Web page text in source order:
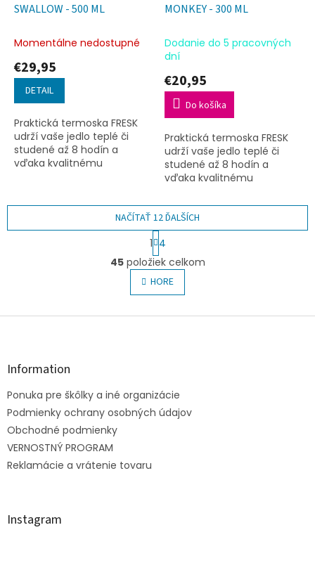
SWALLOW - 500 ML
Momentálne nedostupné
€29,95
DETAIL
Praktická termoska FRESK
udrží vaše jedlo teplé či
studené až 8 hodín a
vďaka kvalitnému
MONKEY - 300 ML
Dodanie do 5 pracovných
dní
€20,95
Do košíka
Praktická termoska FRESK
udrží vaše jedlo teplé či
studené až 8 hodín a
vďaka kvalitnému
každý deň aj na cesty.
O
v
l
á
r
v
k
NAČÍTAŤ 12 ĎALŠÍCH
S
t
r
á
n
k
v
1 4
45položiek celkom
HORE
Z
Information
Ponuka pre škôlky a iné organizácie
Podmienky ochrany osobných údajov
Obchodné podmienky
VERNOSTNÝ PROGRAM
Reklamácie a vrátenie tovaru
Instagram